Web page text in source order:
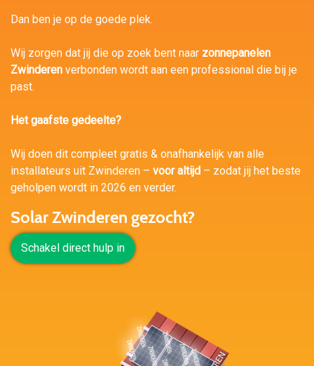
Dan ben je op de goede plek.
Wij zorgen dat jij die op zoek bent naar zonnepanelen
Zwinderen verbonden wordt aan een professional die bij je
past.
Het gaafste gedeelte?
Wij doen dit compleet gratis & onafhankelijk van alle
installateurs uit Zwinderen – voor altijd – zodat jij het beste
geholpen wordt in 2026 en verder.
Solar Zwinderen gezocht?
Schakel direct hulp in